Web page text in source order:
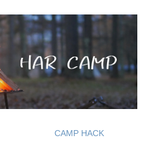
CAMP HACK